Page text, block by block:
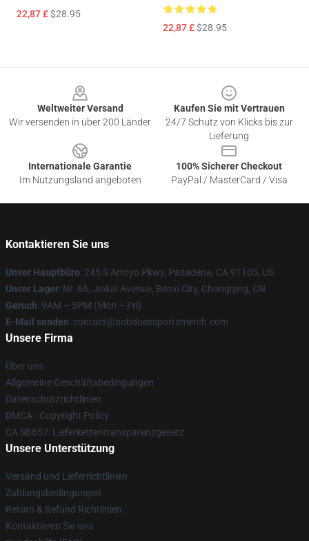
22,87 £$28.95
22,87 £$28.95
Weltweiter Versand
Wir versenden in über 200 Länder
Kaufen Sie mit Vertrauen
24/7 Schutz von Klicks bis zur
Lieferung
Internationale Garantie
Im Nutzungsland angeboten
100% Sicherer Checkout
PayPal / MasterCard / Visa
Kontaktieren Sie uns
Unser Hauptbüro: 245 S Arroyo Pkwy, Pasadena, CA 91105, US
Unser Lager: Nr. 66, Jinkai Avenue, Benxi City, Chongqing, CN
Geruch: 9AM – 5PM (Mon – Fri)
E-Mail senden: contact@bobdoessportsmerch.com
Unsere Firma
Über uns
Allgemeine Geschäftsbedingungen
Datenschutzrichtlinien
DMCA - Copyright Policy
CA SB657: Lieferkettentransparenzgesetz
Unsere Unterstützung
Versand und Lieferrichtlinien
Zahlungsbedingungen
Return & Refund Richtlinien
Kontaktieren Sie uns